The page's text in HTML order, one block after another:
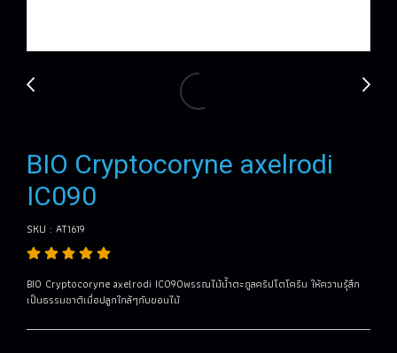
BIO Cryptocoryne axelrodi
IC090
SKU : AT1619
BIO Cryptocoryne axelrodi IC090พรรณไม้น้ำตะกูลคริปโตโครีน ให้ความรุ้สึก
เป็นธรรมชาติเมื่อปลูกใกล้ๆกับขอนไม้